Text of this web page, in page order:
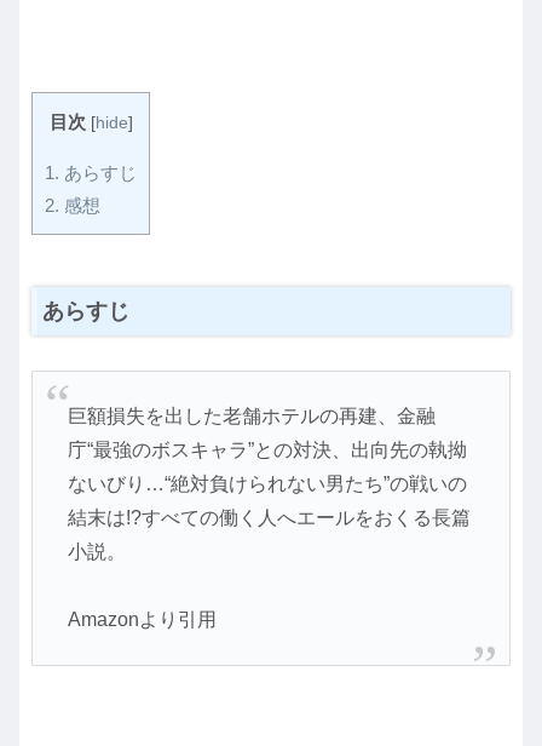
目次 [hide]
1. あらすじ
2. 感想
あらすじ
巨額損失を出した老舗ホテルの再建、金融
庁“最強のボスキャラ”との対決、出向先の執拗
ないびり…“絶対負けられない男たち”の戦いの
結末は!?すべての働く人へエールをおくる長篇
小説。
Amazonより引用